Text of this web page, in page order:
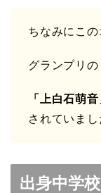
ちなみにこの
グランプリの
「上白石萌音
されていまし
出身中学